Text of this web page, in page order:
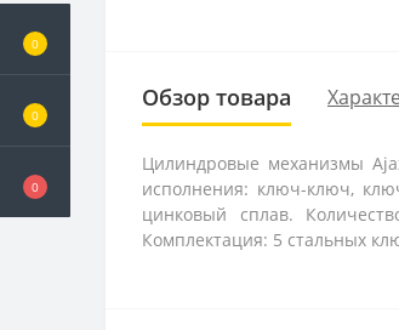
0
0
0
Обзор товара
Цилиндровые механизмы
исполнения: ключ-ключ,
цинковый сплав.
Комплектация: 5 стальных